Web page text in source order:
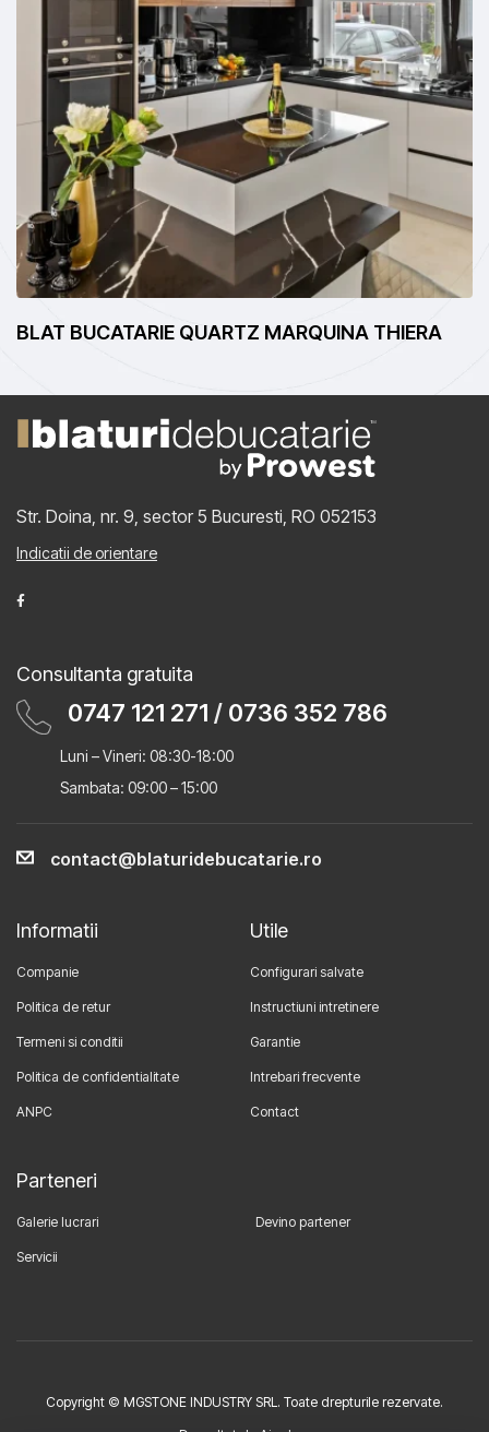
QUARTZ MARQUINA THIERA BLAT
Str. Doina, nr. 9, sector 5 Bucuresti, RO 052153
Indicatii de orientare
Consultanta gratuita
0747 121 271 / 0736 352 786
Luni – Vineri: 08:30-18:00
Sambata: 09:00 – 15:00
contact@blaturidebucatarie.ro
Informatii
Companie
Politica de retur
Termeni si conditii
Politica de confidentialitate
ANPC
Utile
Configurari salvate
Instructiuni intretinere
Garantie
Intrebari frecvente
Contact
Parteneri
Galerie lucrari Devino partener
Servicii
Copyright © MGSTONE INDUSTRY SRL. Toate drepturile rezervate.